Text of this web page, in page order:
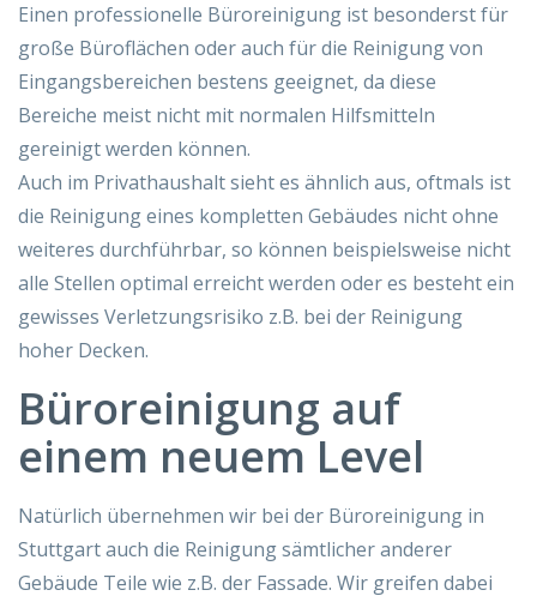
Einen professionelle Büroreinigung ist besonderst für
große Büroflächen oder auch für die Reinigung von
Eingangsbereichen bestens geeignet, da diese
Bereiche meist nicht mit normalen Hilfsmitteln
gereinigt werden können.
Auch im Privathaushalt sieht es ähnlich aus, oftmals ist
die Reinigung eines kompletten Gebäudes nicht ohne
weiteres durchführbar, so können beispielsweise nicht
alle Stellen optimal erreicht werden oder es besteht ein
gewisses Verletzungsrisiko z.B. bei der Reinigung
hoher Decken.
Büroreinigung auf
einem neuem Level
Natürlich übernehmen wir bei der Büroreinigung in
Stuttgart auch die Reinigung sämtlicher anderer
Gebäude Teile wie z.B. der Fassade. Wir greifen dabei